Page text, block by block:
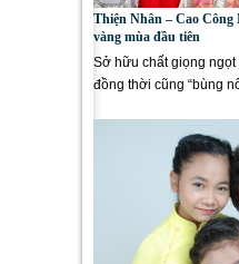
Thiện Nhân – Cao
vàng mùa đầu tiên
Sở hữu chất giọng
đồng thời cũng “bùng